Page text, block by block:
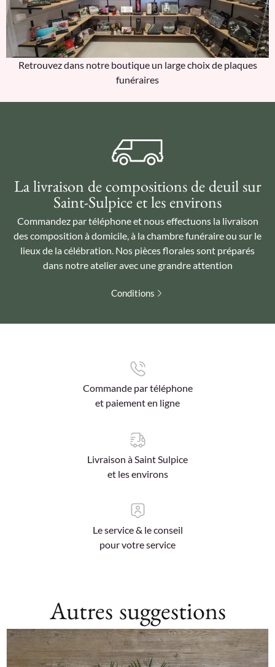
Retrouvez dans notre boutique un large choix de plaques
funéraires
La livraison de compositions de deuil sur
Saint-Sulpice et les environs
Commandez par téléphone et nous effectuons la livraison
des composition à domicile, à la chambre funéraire ou sur le
lieux de la célébration. Nos pièces florales sont préparés
dans notre atelier avec une grandre attention
Conditions
Commande par téléphone
et paiement en ligne
Livraison à Saint Sulpice
et les environs
Le service & le conseil
pour votre service
Autres suggestions